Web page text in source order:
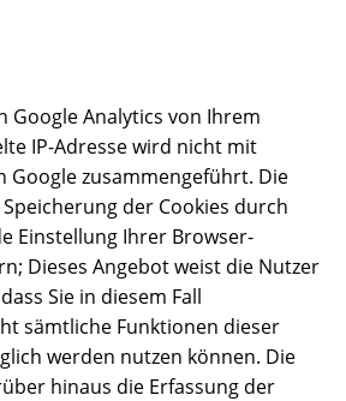
Google Analytics von Ihrem
IP-Adresse wird nicht mit
Google zusammengeführt. Die
der Cookies durch
Einstellung Ihrer Browser-
Dieses Angebot weist die Nutzer
Sie in diesem Fall
sämtliche Funktionen dieser
werden nutzen können. Die
hinaus die Erfassung der